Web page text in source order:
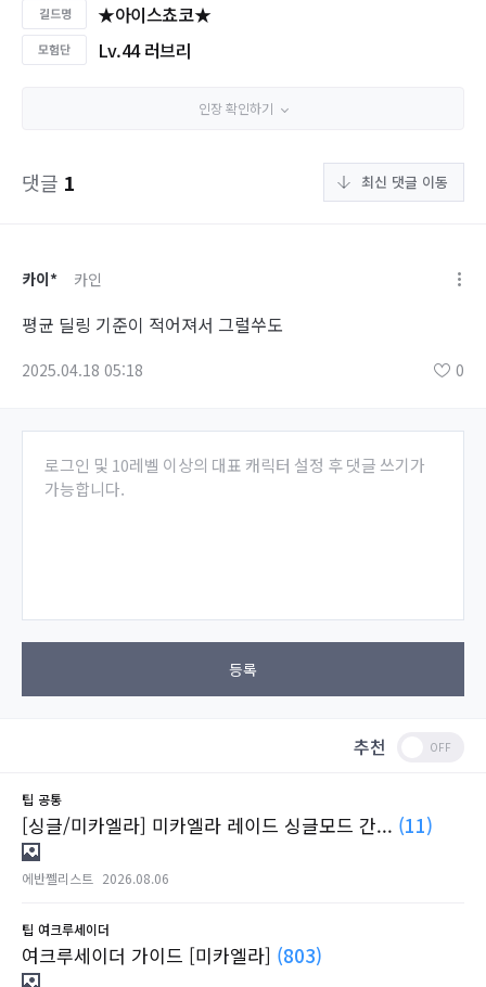
★아이스쵸코★
Lv.44 러브리
인장 확인하기
댓글 1 최신 댓글 이동
카이* 카인
평균 딜링 기준이 적어져서 그럴쑤도
2025.04.18 05:18 0
로그인 및 10레벨 이상의 대표 캐릭터 설정 후 댓글 쓰기가
가능합니다.
등록
추천
팁 공통
[싱글/미카엘라] 미카엘라 레이드 싱글모드 간... (11)
에반쩰리스트 2026.08.06
팁 여크루세이더
여크루세이더 가이드 [미카엘라] (803)